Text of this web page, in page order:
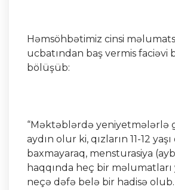
Həmsöhbətimiz cinsi
ucbatından baş vermis faciəvi
bölüşüb:
“Məktəblərdə yeniyetmələrlə
aydın olur ki, qızların 11-12
baxmayaraq, mensturasiya
haqqında heç bir
neçə dəfə belə bir hadisə olub.